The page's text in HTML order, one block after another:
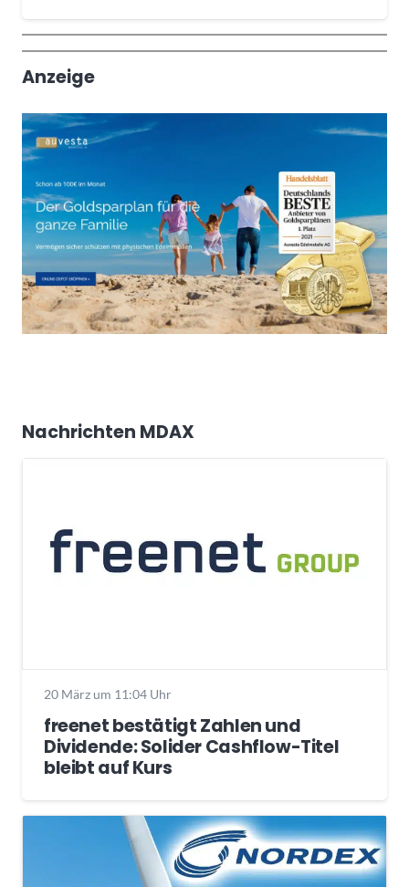
Wochenrückblick
Trendthemen
Anzeige
Nachrichten MDAX
20 März um 11:04 Uhr
freenet bestätigt Zahlen und
Dividende: Solider Cashflow-Titel
bleibt auf Kurs